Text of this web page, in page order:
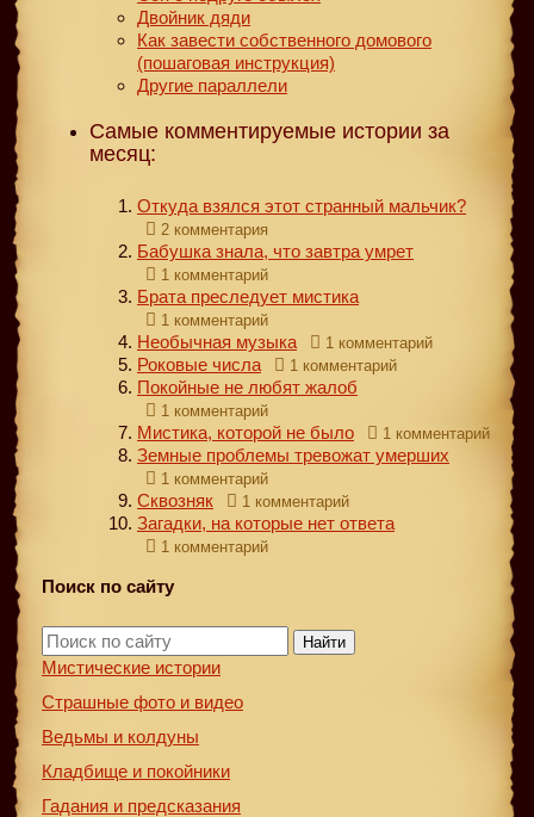
Двойник дяди
Как завести собственного домового
(пошаговая инструкция)
Другие параллели
Самые комментируемые истории за
месяц:
Откуда взялся этот странный мальчик?
2 комментария
Бабушка знала, что завтра умрет
1 комментарий
Брата преследует мистика
1 комментарий
Необычная музыка 1 комментарий
Роковые числа 1 комментарий
Покойные не любят жалоб
1 комментарий
Мистика, которой не было 1 комментарий
Земные проблемы тревожат умерших
1 комментарий
Сквозняк 1 комментарий
Загадки, на которые нет ответа
1 комментарий
Поиск по сайту
Найти
Мистические истории
Страшные фото и видео
Ведьмы и колдуны
Кладбище и покойники
Гадания и предсказания